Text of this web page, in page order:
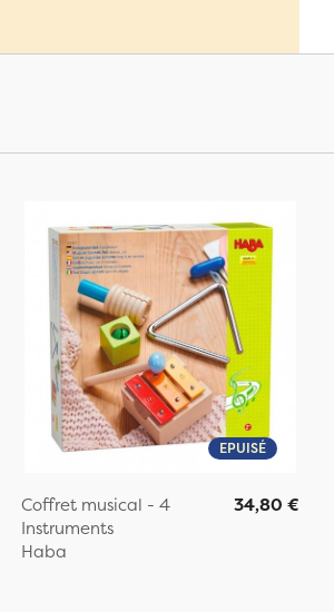
EPUISÉ
Coffret musical - 4
Instruments
Haba
34,80 €